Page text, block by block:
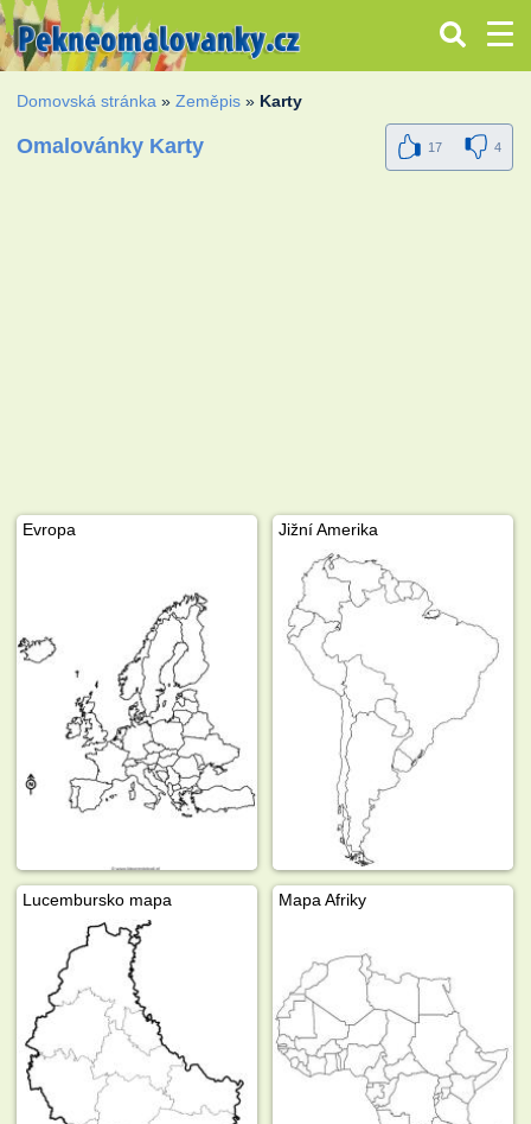
Domovská stránka »Zeměpis » Karty
Omalovánky Karty 17 4
Evropa Jižní Amerika
Lucembursko mapa Mapa Afriky